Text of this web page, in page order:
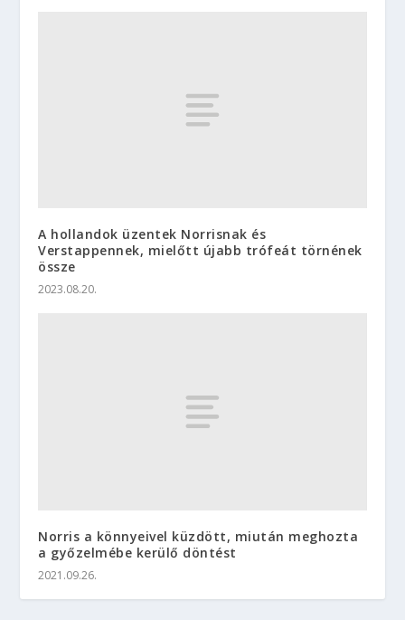
A hollandok üzentek Norrisnak és
Verstappennek, mielőtt újabb trófeát törnének
össze
2023.08.20.
Norris a könnyeivel küzdött, miután meghozta
a győzelmébe kerülő döntést
2021.09.26.